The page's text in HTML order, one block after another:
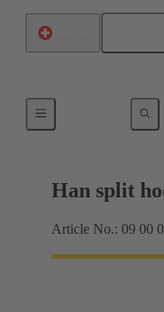
Han split
Article No.: 09 00